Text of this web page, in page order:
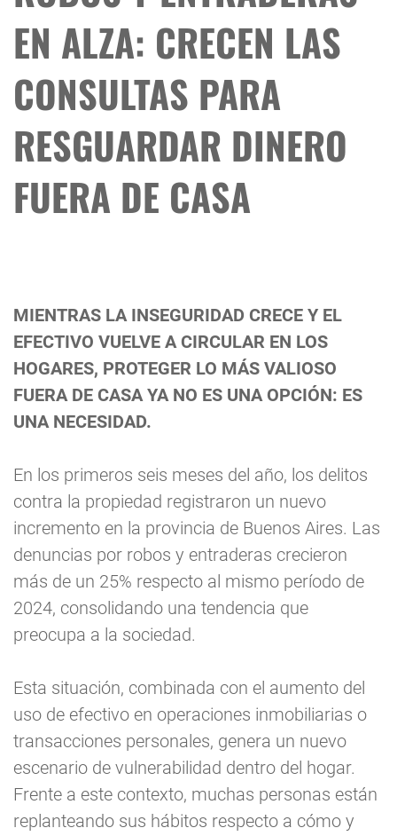
EN ALZA: CRECEN LAS
CONSULTAS PARA
RESGUARDAR DINERO
FUERA DE CASA
MIENTRAS LA INSEGURIDAD CRECE Y EL
EFECTIVO VUELVE A CIRCULAR EN LOS
HOGARES, PROTEGER LO MÁS VALIOSO
FUERA DE CASA YA NO ES UNA OPCIÓN: ES
UNA NECESIDAD.
En los primeros seis meses del año, los delitos
contra la propiedad registraron un nuevo
incremento en la provincia de Buenos Aires. Las
denuncias por robos y entraderas crecieron
más de un 25% respecto al mismo período de
2024, consolidando una tendencia que
preocupa a la sociedad.
Esta situación, combinada con el aumento del
uso de efectivo en operaciones inmobiliarias o
transacciones personales, genera un nuevo
escenario de vulnerabilidad dentro del hogar.
Frente a este contexto, muchas personas están
replanteando sus hábitos respecto a cómo y